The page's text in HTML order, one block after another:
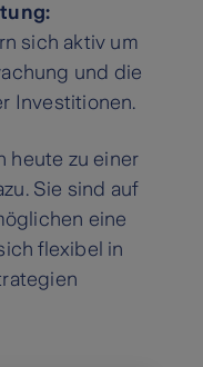
sich aktiv um
und die
Investitionen.
heute zu einer
Sie sind auf
eine
flexibel in